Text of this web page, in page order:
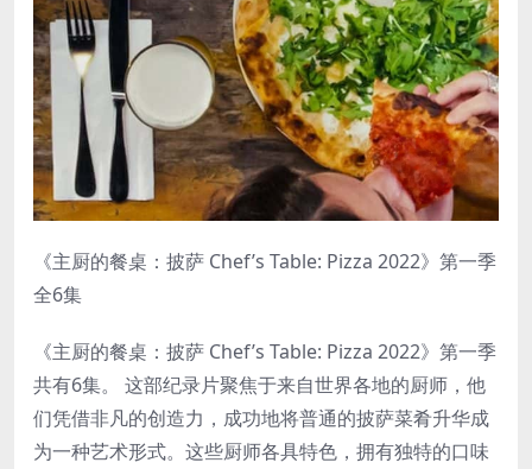
《主厨的餐桌：披萨 Chef’s Table: Pizza 2022》第一季
全6集
《主厨的餐桌：披萨 Chef’s Table: Pizza 2022》第一季
共有6集。 这部纪录片聚焦于来自世界各地的厨师，他
们凭借非凡的创造力，成功地将普通的披萨菜肴升华成
为一种艺术形式。这些厨师各具特色，拥有独特的口味